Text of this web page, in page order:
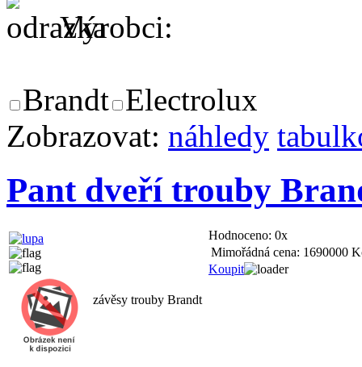
Výrobci:
Brandt Electrolux
Zobrazovat: náhledy
Pant dveří trouby
závěsy trouby Brandt
Hodnoceno: 0x
Mimořádná cena: 1690000
Koupit